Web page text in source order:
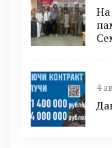
На
4